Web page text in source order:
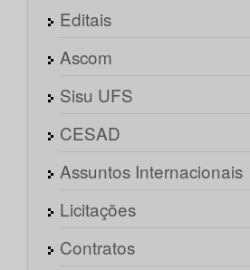
Editais
Ascom
Sisu UFS
CESAD
Assuntos Internacionais
Licitações
Contratos